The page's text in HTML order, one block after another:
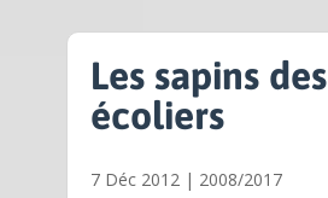
Les sapins des
écoliers
7 Déc 2012| 2008/2017